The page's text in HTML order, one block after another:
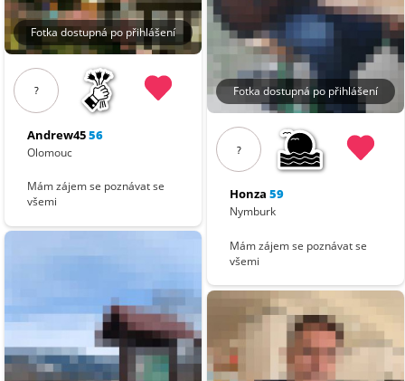
Fotka dostupná po přihlášení
?
Andrew4556
Olomouc
Mám zájem se poznávat se
všemi
Fotka dostupná po přihlášení
?
Honza 59
Nymburk
Mám zájem se poznávat se
všemi